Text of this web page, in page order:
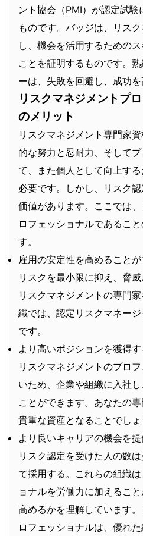
ント協会（PMI）が認定試
ものです。バッジは、リス
し、機会を活用するための
ことを証明するものです。
ーは、失敗を回避し、成功を
リスクマネジメントプ
のメリット
リスクマネジメント専門家
的な努力と忍耐力、そして
て、また個人として向上す
必要です。しかし、リスク
価値があります。ここでは
ロフェッショナルであるこ
す。
雇用の安定性を高めることが
リスクを最小限に抑え、脅
リスクマネジメントの専門
織では、認定リスクマネー
です。
より高いポジションを獲得す
リスクマネジメントのプロ
いため、企業や組織に入社
ことができます。あなたの
貴重な資産となることでしょ
より良いキャリアの機会を提
リスク認定を受けた人の数
て採用する。これらの組織
ョナルを労働力に加えるこ
高めるかを理解しています
ロフェッショナルは、優れ